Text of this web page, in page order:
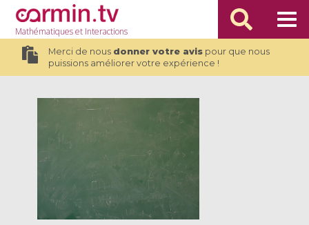
Mathématiqueset Interactions
Merci de nous donner votre avispour que nous
puissions améliorer votre expérience !